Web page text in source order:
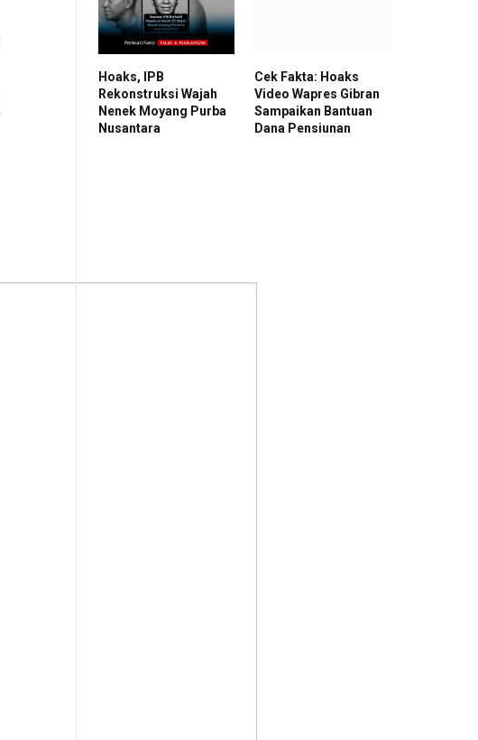
Hoaks, IPB
Rekonstruksi Wajah
Nenek Moyang Purba
Nusantara
Cek Fakta: Hoaks
Video Wapres Gibran
Sampaikan Bantuan
Dana Pensiunan